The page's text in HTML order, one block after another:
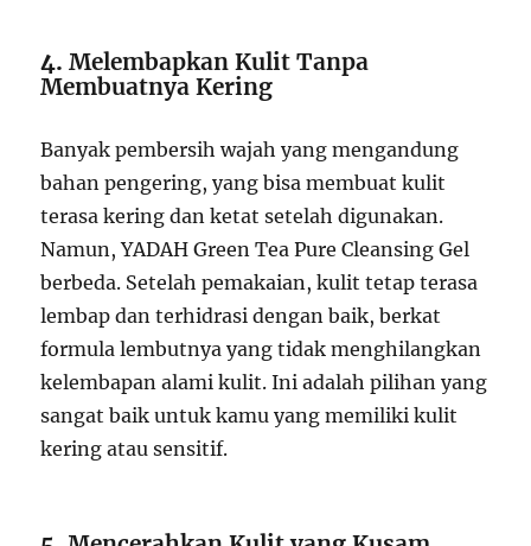
4.Melembapkan Kulit Tanpa
Membuatnya Kering
Banyak pembersih wajah yang mengandung
bahan pengering, yang bisa membuat kulit
terasa kering dan ketat setelah digunakan.
Namun, YADAH Green Tea Pure Cleansing Gel
berbeda. Setelah pemakaian, kulit tetap terasa
lembap dan terhidrasi dengan baik, berkat
formula lembutnya yang tidak menghilangkan
kelembapan alami kulit. Ini adalah pilihan yang
sangat baik untuk kamu yang memiliki kulit
kering atau sensitif.